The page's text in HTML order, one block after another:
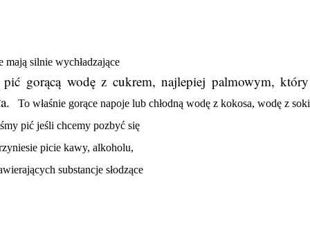
silnie wychładzające
gorącą wodę z cukrem, najlepiej palmowym,
To właśnie gorące napoje lub chłodną wodę z kokosa, wodę z
pić jeśli chcemy pozbyć się
picie kawy, alkoholu,
substancje słodzące